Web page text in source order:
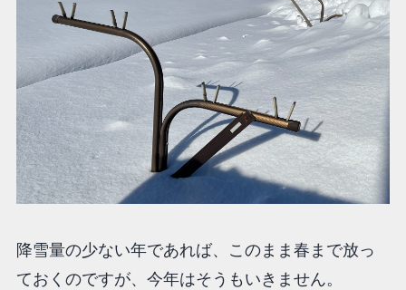
降雪量の少ない年であれば、このまま春まで放っ
ておくのですが、今年はそうもいきません。